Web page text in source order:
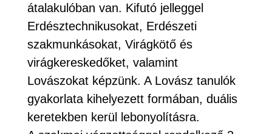
átalakulóban van. Kifutó jelleggel
Erdésztechnikusokat, Erdészeti
szakmunkásokat, Virágkötő és
virágkereskedőket, valamint
Lovászokat képzünk. A Lovász tanulók
gyakorlata kihelyezett formában, duális
keretekben kerül lebonyolításra.